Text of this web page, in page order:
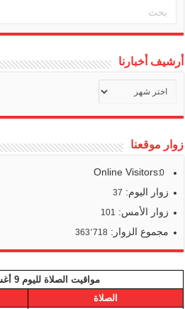
أرشيف أخبارنا
أخبارنا
زوار موقعنا
Online Visitors:
0
زوار اليوم: 37
زوار الأمس: 101
مجموع الزوار:363٬718
مواقيت الصلاة لليوم 9 أغسطس 2026
الصلاة